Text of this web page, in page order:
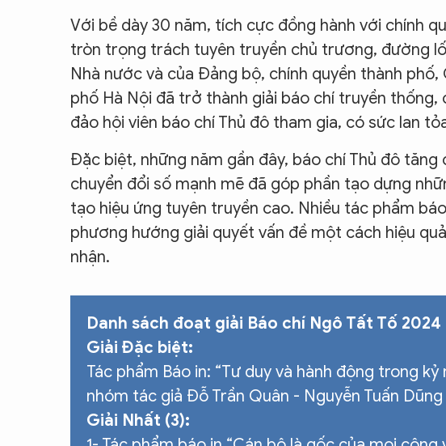
Với bề dày 30 năm, tích cực đồng hành với chính
tròn trọng trách tuyên truyền chủ trương, đường
Nhà nước và của Đảng bộ, chính quyền thành
phố Hà Nội đã trở thành giải báo chí truyền
đảo hội viên báo chí Thủ đô tham gia, có sức lan
Đặc biệt, những năm gần đây, báo chí Thủ đô
chuyển đổi số mạnh mẽ đã góp phần tạo dựng
tạo hiệu ứng tuyên truyền cao. Nhiều tác phẩm
phương hướng giải quyết vấn đề một cách hiệu
nhận.
Danh sách đoạt giải Báo chí Ngô Tất Tố 2024
Giải Đặc biệt:
Tác phẩm Báo in: “Tư duy và hành động trong
nhóm tác giả Đỗ Trần Quân - Nguyễn Tuấn
Giải Nhất (3):